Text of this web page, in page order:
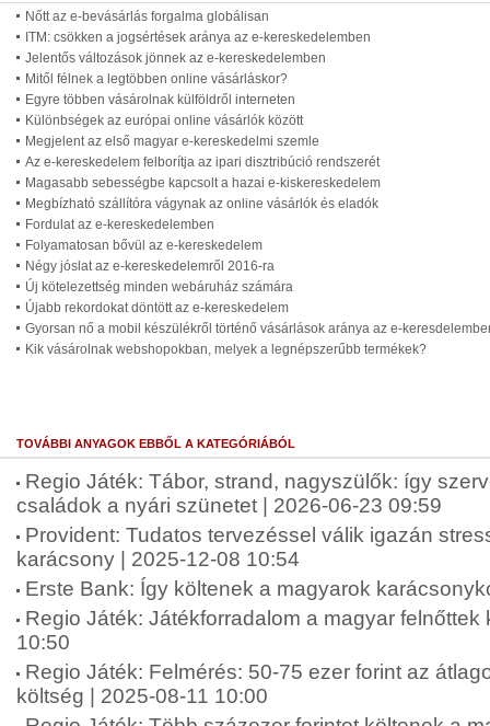
Nőtt az e-bevásárlás forgalma globálisan
ITM: csökken a jogsértések aránya az e-kereskedelemben
Jelentős változások jönnek az e-kereskedelemben
Mitől félnek a legtöbben online vásárláskor?
Egyre többen vásárolnak külföldről interneten
Különbségek az európai online vásárlók között
Megjelent az első magyar e-kereskedelmi szemle
Az e-kereskedelem felborítja az ipari disztribúció rendszerét
Magasabb sebességbe kapcsolt a hazai e-kiskereskedelem
Megbízható szállítóra vágynak az online vásárlók és eladók
Fordulat az e-kereskedelemben
Folyamatosan bővül az e-kereskedelem
Négy jóslat az e-kereskedelemről 2016-ra
Új kötelezettség minden webáruház számára
Újabb rekordokat döntött az e-kereskedelem
Gyorsan nő a mobil készülékről történő vásárlások aránya az e-
Kik vásárolnak webshopokban, melyek a legnépszerűbb termékek?
TOVÁBBI ANYAGOK EBBŐL A KATEGÓRIÁBÓL
Regio Játék: Tábor, strand, nagyszülők: így
családok a nyári szünetet | 2026-06-23 09:59
Provident: Tudatos tervezéssel válik igazán
karácsony | 2025-12-08 10:54
Erste Bank: Így költenek a magyarok
Regio Játék: Játékforradalom a magyar felnőttek
10:50
Regio Játék: Felmérés: 50-75 ezer forint az
költség | 2025-08-11 10:00